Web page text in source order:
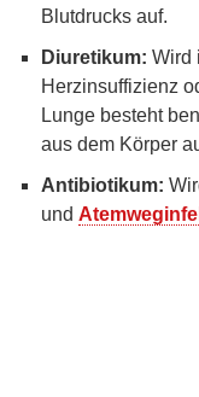
Blutdrucks auf.
Diuretikum: Wird
Herzinsuffizienz
Lunge besteht
aus dem Körper
Antibiotikum:
und